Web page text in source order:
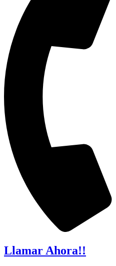
Llamar Ahora!!